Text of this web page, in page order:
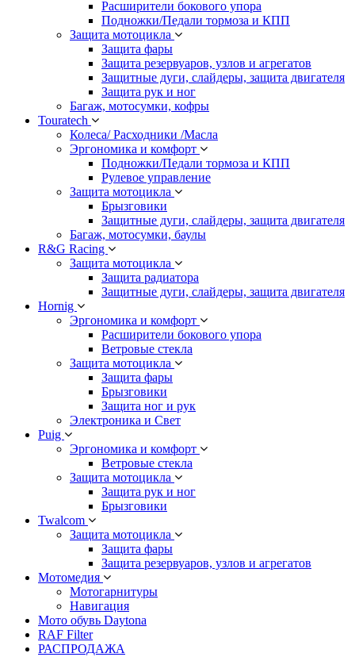
Расширители бокового упора
Подножки/Педали тормоза и КПП
Защита мотоцикла
Защита фары
Защита резервуаров, узлов и агрегатов
Защитные дуги, слайдеры, защита двигателя
Защита рук и ног
Багаж, мотосумки, кофры
Touratech
Колеса/ Расходники /Масла
Эргономика и комфорт
Подножки/Педали тормоза и КПП
Рулевое управление
Защита мотоцикла
Брызговики
Защитные дуги, слайдеры, защита двигателя
Багаж, мотосумки, баулы
R&G Racing
Защита мотоцикла
Защита радиатора
Защитные дуги, слайдеры, защита двигателя
Hornig
Эргономика и комфорт
Расширители бокового упора
Ветровые стекла
Защита мотоцикла
Защита фары
Брызговики
Защита ног и рук
Электроника и Свет
Puig
Эргономика и комфорт
Ветровые стекла
Защита мотоцикла
Защита рук и ног
Брызговики
Twalcom
Защита мотоцикла
Защита фары
Защита резервуаров, узлов и агрегатов
Мотомедия
Мотогарнитуры
Навигация
Мото обувь Daytona
RAF Filter
РАСПРОДАЖА